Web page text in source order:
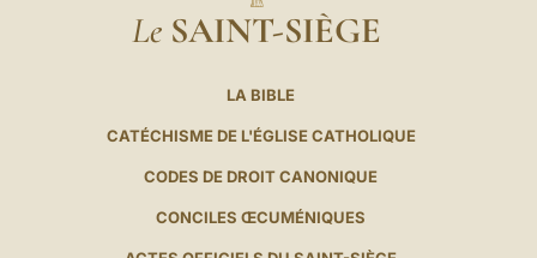
Le SAINT-SIÈGE
LA BIBLE
CATÉCHISME DE L'ÉGLISE CATHOLIQUE
CODES DE DROIT CANONIQUE
CONCILES ŒCUMÉNIQUES